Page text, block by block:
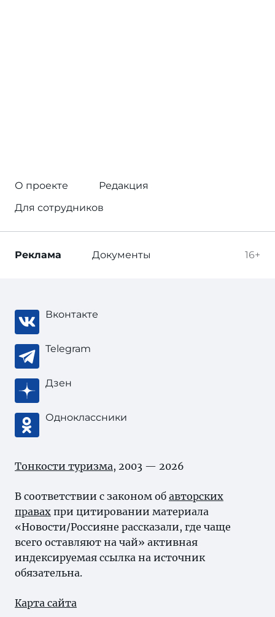
О проекте
Редакция
Для сотрудников
16+
Реклама Документы
Вконтакте
Telegram
Дзен
Одноклассники
Тонкости туризма, 2003 — 2026
В соответствии с законом об авторских
правах при цитировании материала
«Новости/Россияне рассказали, где чаще
всего оставляют на чай» активная
индексируемая ссылка на источник
обязательна.
Карта сайта